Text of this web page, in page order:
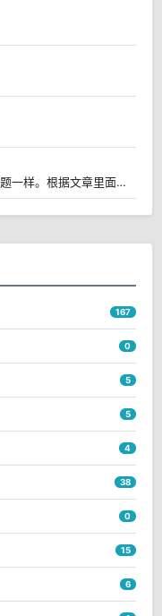
应该是httpd权限的问题，我和问题一样。根据文章里面的操作，我已经解决https://blo...
167
0
5
5
4
38
0
15
6